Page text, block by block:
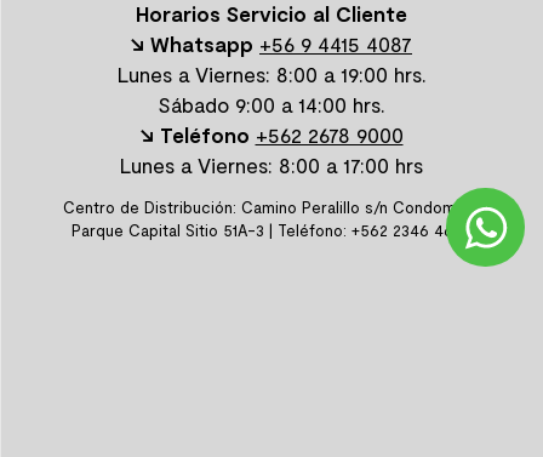
Horarios Servicio al Cliente
↘ Whatsapp +56 9 4415 4087
Lunes a Viernes: 8:00 a 19:00 hrs.
Sábado 9:00 a 14:00 hrs.
↘ Teléfono +562 2678 9000
Lunes a Viernes: 8:00 a 17:00 hrs
Centro de Distribución: Camino Peralillo s/n Condominio
Parque Capital Sitio 51A-3 | Teléfono: +562 2346 4600